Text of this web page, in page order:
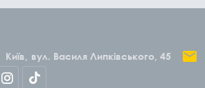
Київ вул. Василя Липківського, 45